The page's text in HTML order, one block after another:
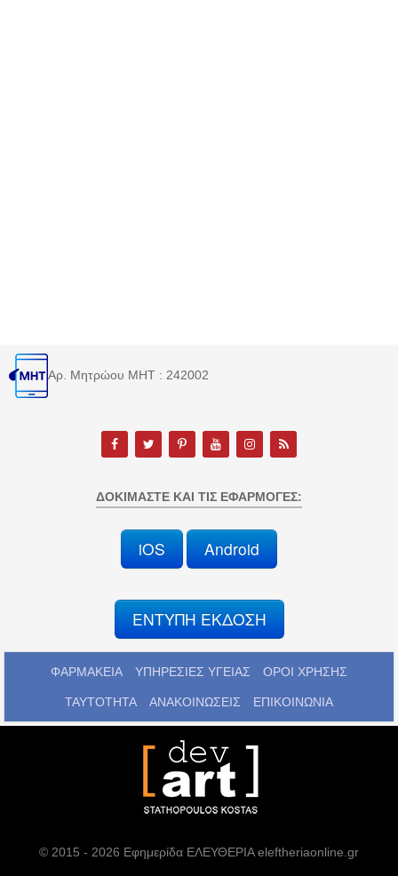
Αρ. Μητρώου MHT : 242002
ΔΟΚΙΜΆΣΤΕ ΚΑΙ ΤΙΣ ΕΦΑΡΜΟΓΈΣ:
iOS Android
ΕΝΤΥΠΗ ΕΚΔΟΣΗ
ΦΑΡΜΑΚΕΙΑ ΥΠΗΡΕΣΙΕΣ ΥΓΕΙΑΣ ΟΡΟΙ ΧΡΗΣΗΣ
ΤΑΥΤΟΤΗΤΑ ΑΝΑΚΟΙΝΩΣΕΙΣ ΕΠΙΚΟΙΝΩΝΙΑ
© 2015 - 2026 Εφημερίδα ΕΛΕΥΘΕΡΙΑ eleftheriaonline.gr